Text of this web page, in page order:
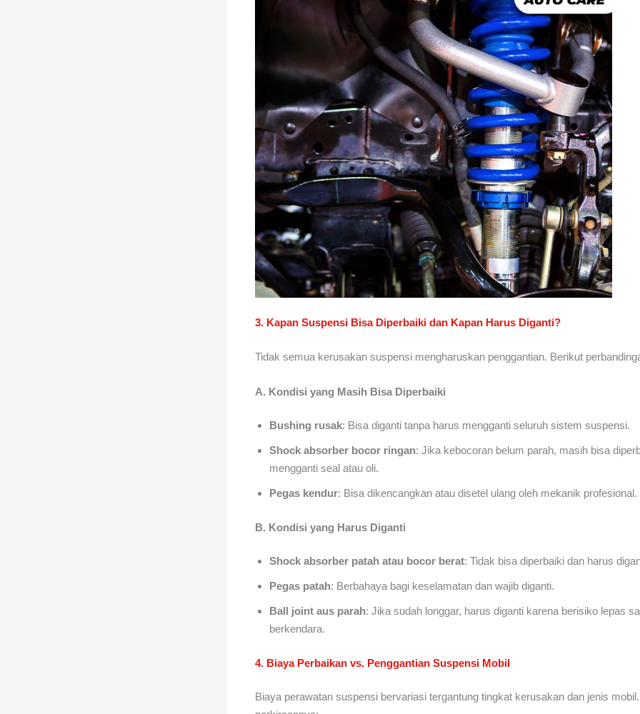
3. Kapan Suspensi Bisa Diperbaiki dan Kapan Harus Diganti?
Tidak semua kerusakan suspensi mengharuskan penggantian. Berikut
A. Kondisi yang Masih Bisa Diperbaiki
Bushing rusak: Bisa diganti tanpa harus mengganti seluruh sistem suspensi.
Shock absorber bocor ringan: Jika kebocoran belum parah, masih bisa
mengganti seal atau oli.
Pegas kendur: Bisa dikencangkan atau disetel ulang oleh mekanik profesional.
B. Kondisi yang Harus Diganti
Shock absorber patah atau bocor berat: Tidak bisa diperbaiki dan harus
Pegas patah: Berbahaya bagi keselamatan dan wajib diganti.
Ball joint aus parah: Jika sudah longgar, harus diganti karena berisiko lepas
berkendara.
4. Biaya Perbaikan vs. Penggantian Suspensi Mobil
Biaya perawatan suspensi bervariasi tergantung tingkat kerusakan dan jenis